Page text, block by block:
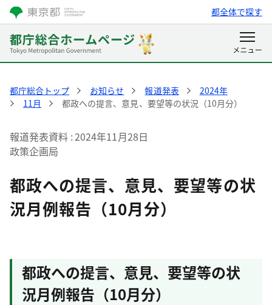
都全体で探す
都庁総合トップ お知らせ 報道発表
2024年
11月
都政への提言、意見、要望等の状況（10月分）
報道発表資料 2024年11月28日
政策企画局
都政への提言、意見、要望等の状
況月例報告（10月分）
都政への提言、意見、要望等の状
況月例報告（10月分）